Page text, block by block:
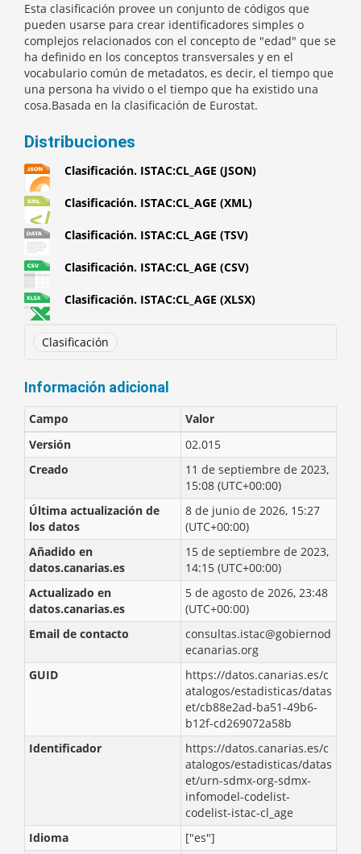
Esta clasificación provee un conjunto de códigos que
pueden usarse para crear identificadores simples o
complejos relacionados con el concepto de "edad" que se
ha definido en los conceptos transversales y en el
vocabulario común de metadatos, es decir, el tiempo que
una persona ha vivido o el tiempo que ha existido una
cosa.Basada en la clasificación de Eurostat.
Distribuciones
Clasificación. ISTAC:CL_AGE (JSON)
Clasificación. ISTAC:CL_AGE (XML)
Clasificación. ISTAC:CL_AGE (TSV)
Clasificación. ISTAC:CL_AGE (CSV)
Clasificación. ISTAC:CL_AGE (XLSX)
Clasificación
Información adicional
Campo
Valor
Versión
02.015
Creado
11 de septiembre de 2023,
15:08 (UTC+00:00)
Última actualización de
los datos
8 de junio de 2026, 15:27
(UTC+00:00)
Añadido en
datos.canarias.es
15 de septiembre de 2023,
14:15 (UTC+00:00)
Actualizado en
datos.canarias.es
5 de agosto de 2026, 23:48
(UTC+00:00)
Email de contacto
consultas.istac@gobiernod
ecanarias.org
GUID
https://datos.canarias.es/c
atalogos/estadisticas/datas
et/cb88e2ad-ba51-49b6-
b12f-cd269072a58b
Identificador
https://datos.canarias.es/c
atalogos/estadisticas/datas
et/urn-sdmx-org-sdmx-
infomodel-codelist-
codelist-istac-cl_age
Idioma
["es"]